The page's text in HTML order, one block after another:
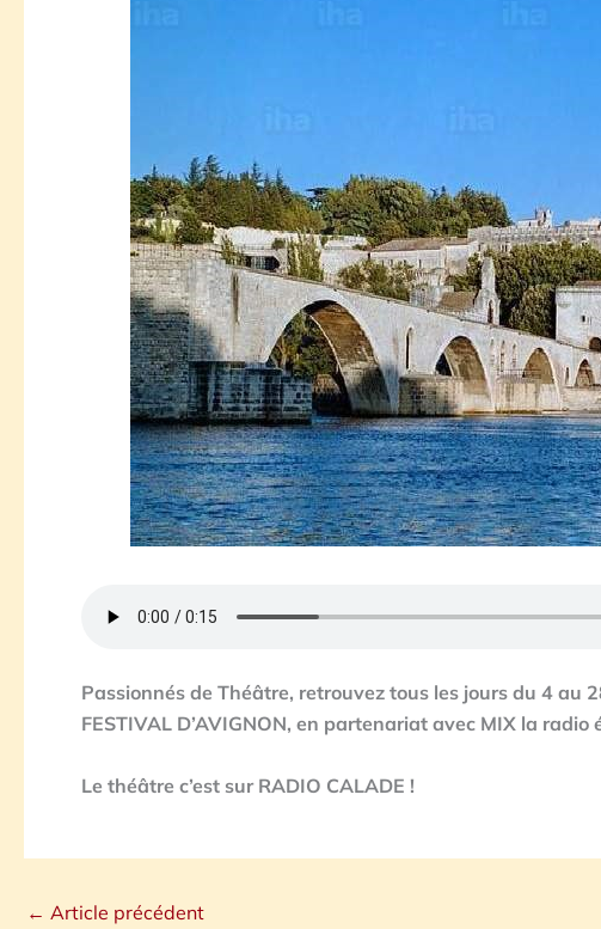
Passionnés de Théâtre, retrouvez tous les jours du 4 au
FESTIVAL D’AVIGNON, en partenariat avec MIX la radio
Le théâtre c’est sur RADIO CALADE !
← Article précédent